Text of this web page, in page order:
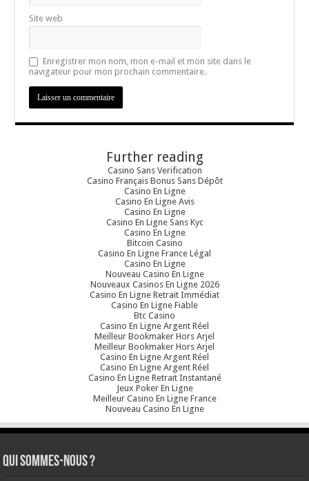
Site web
Enregistrer mon nom, mon e-mail et mon site dans le
navigateur pour mon prochain commentaire.
Further reading
Casino Sans Verification
Casino Français Bonus Sans Dépôt
Casino En Ligne
Casino En Ligne Avis
Casino En Ligne
Casino En Ligne Sans Kyc
Casino En Ligne
Bitcoin Casino
Casino En Ligne France Légal
Casino En Ligne
Nouveau Casino En Ligne
Nouveaux Casinos En Ligne 2026
Casino En Ligne Retrait Immédiat
Casino En Ligne Fiable
Btc Casino
Casino En Ligne Argent Réel
Meilleur Bookmaker Hors Arjel
Meilleur Bookmaker Hors Arjel
Casino En Ligne Argent Réel
Casino En Ligne Argent Réel
Casino En Ligne Retrait Instantané
Jeux Poker En Ligne
Meilleur Casino En Ligne France
Nouveau Casino En Ligne
Qui sommes-nous ?